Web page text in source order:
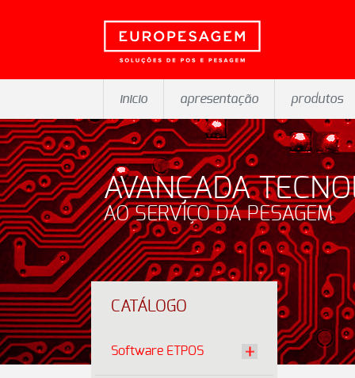
inicio apresentação produtos
AVANÇADA
AO SERVIÇO DA PESAGEM
CATÁLOGO
Software ETPOS